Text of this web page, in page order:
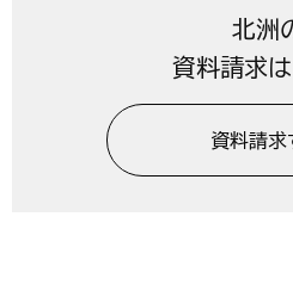
北洲
資料請求
資料請求